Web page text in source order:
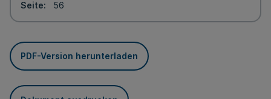
Seite
56
PDF-Version herunterladen